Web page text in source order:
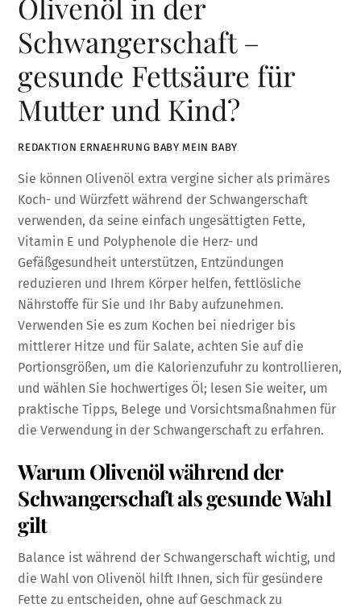
Olivenöl in der
Schwangerschaft –
gesunde Fettsäure für
Mutter und Kind?
REDAKTION ERNAEHRUNG BABY MEIN BABY
Sie können Olivenöl extra vergine sicher als primäres
Koch- und Würzfett während der Schwangerschaft
verwenden, da seine einfach ungesättigten Fette,
Vitamin E und Polyphenole die Herz- und
Gefäßgesundheit unterstützen, Entzündungen
reduzieren und Ihrem Körper helfen, fettlösliche
Nährstoffe für Sie und Ihr Baby aufzunehmen.
Verwenden Sie es zum Kochen bei niedriger bis
mittlerer Hitze und für Salate, achten Sie auf die
Portionsgrößen, um die Kalorienzufuhr zu kontrollieren,
und wählen Sie hochwertiges Öl; lesen Sie weiter, um
praktische Tipps, Belege und Vorsichtsmaßnahmen für
die Verwendung in der Schwangerschaft zu erfahren.
Warum Olivenöl während der
Schwangerschaft als gesunde Wahl
gilt
Balance ist während der Schwangerschaft wichtig, und
die Wahl von Olivenöl hilft Ihnen, sich für gesündere
Fette zu entscheiden, ohne auf Geschmack zu